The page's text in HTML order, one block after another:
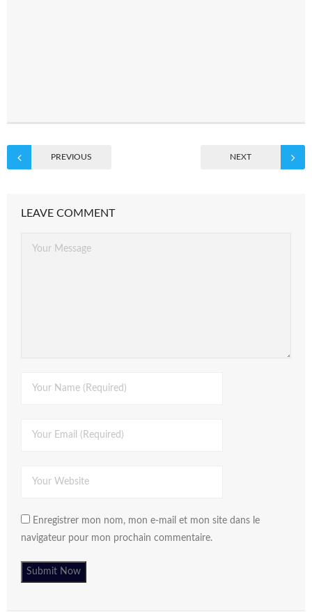
PREVIOUS NEXT
LEAVE COMMENT
Enregistrer mon nom, mon e-mail et mon site dans le
navigateur pour mon prochain commentaire.